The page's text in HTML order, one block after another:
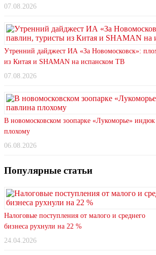
07.08.2026
Утренний дайджест ИА «За Новомосковск»:
из Китая и SHAMAN на испанском ТВ
07.08.2026
В новомосковском зоопарке «Лукоморье»
плохому
06.08.2026
Популярные статьи
Налоговые поступления от малого и среднего
бизнеса рухнули на 22 %
24.04.2026